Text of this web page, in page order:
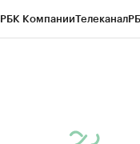
РБК КомпанииТелеканал